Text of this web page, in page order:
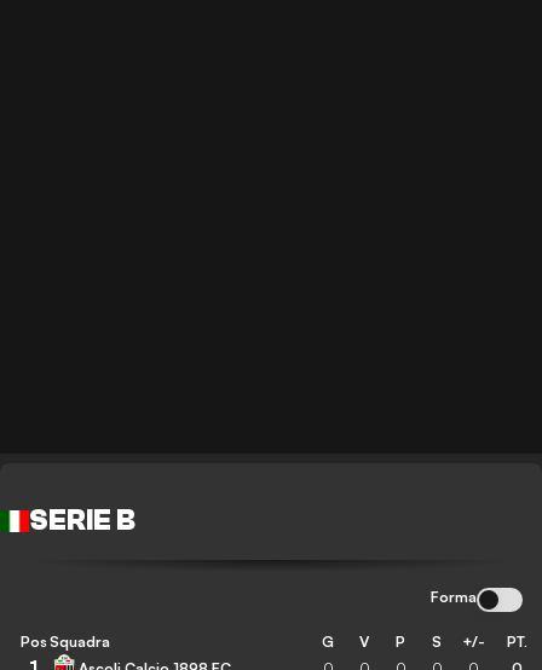
SERIE B
Forma
Pos Squadra G V P S +/- PT.